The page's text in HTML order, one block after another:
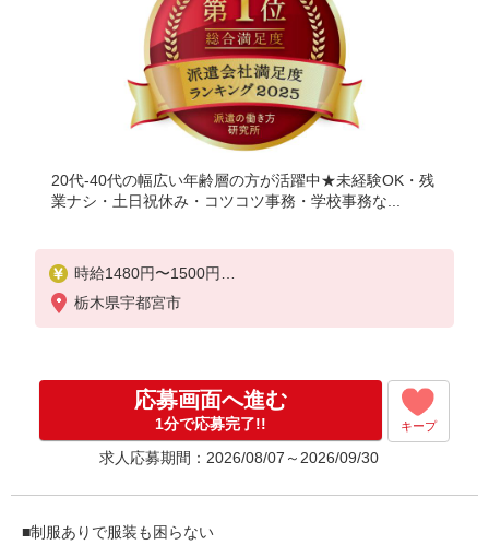
20代-40代の幅広い年齢層の方が活躍中★未経験OK・残
業ナシ・土日祝休み・コツコツ事務・学校事務な...
時給1480円〜1500円
※時給はご経験によります。
栃木県宇都宮市
応募画面へ進む
1分で応募完了!! キープ
求人応募期間：2026/08/07～2026/09/30
■制服ありで服装も困らない